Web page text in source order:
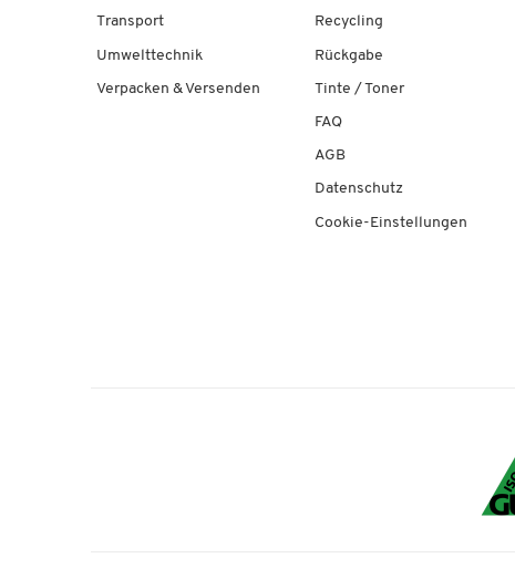
Transport
Umwelttechnik
Verpacken & Versenden
Recycling
Rückgabe
Tinte / Toner
FAQ
AGB
Datenschutz
Cookie-Einstellungen